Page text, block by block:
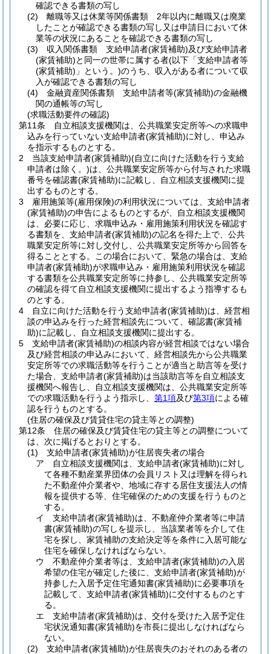
確認できる書類の写し
(2)
離職等又は休業等関係書類 2年以内に離職又は廃業
したことが確認できる書類の写し又は申請日において休
業等の状況にあることを確認できる書類の写し
(3)
収入関係書類 支給申請者(家賃補助)及び支給申請者
(家賃補助)と同一の世帯に属する者(以下「支給申請者等
(家賃補助) 」という。)のうち、収入がある者について収
入が確認できる書類の写し
(4)
金融資産関係書類 支給申請者等(家賃補助)の金融機
関の通帳等の写し
(求職活動要件の確認)
第11条
自立相談支援機関は、公共職業安定所等への求職申
込みを行っていない支給申請者(家賃補助)に対し、申込み
を指示するものとする。
2
当該支給申請者(家賃補助)(自立に向けた活動を行う支給
申請者は除く。)は、公共職業安定所等から付与された求職
番号を確認書(家賃補助)に記載し、自立相談支援機関に提
出するものとする。
3
雇用施策等(雇用保険)の利用状況については、支給申請者
(家賃補助)の申告によるものとするが、自立相談支援機関
は、必要に応じ、求職申込み・雇用施策利用状況を確認す
る書類を、支給申請者(家賃補助)の記名を得た上で、公共
職業安定所等に対し交付し、公共職業安定所等から回答を
得ることとする。
この場合において、緊急の場合は、支給
申請者(家賃補助)が求職申込み・雇用施策利用状況を確認
する書類を公共職業安定所等に持参し、公共職業安定所等
の確認を得て自立相談支援機関に提出するよう指導するも
のとする。
4
自立に向けた活動を行う支給申請者(家賃補助)は、経営相
談の申込みを行った経営相談先について、確認書(家賃補
助)に記載し、自立相談支援機関に提出する。
5
支給申請者(家賃補助)の相談内容が経営相談ではない場合
及び経営相談の申込みにおいて、経営相談先から公共職業
安定所等での求職活動等を行うことが適当と助言等を受け
た場合、支給申請者(家賃補助)は当該助言等を自立相談支
援機関へ報告し、自立相談支援機関は、公共職業安定所等
での求職活動を行うよう指示し、 第1項及び第3項による確
認を行うものとする。
(住居の確保及び賃貸住宅の貸主等との調整)
第12条
住居の確保及び賃貸住宅の貸主等との調整について
は、次に掲げるとおりとする。
(1)
支給申請者(家賃補助)が住居喪失者の場合
ア
自立相談支援機関は、支給申請者(家賃補助)に対し
て各種不動産業界団体の会員リスト又は理解を得られ
た不動産仲介業者や、地域に存する居住支援法人の情
報を提供する等、住宅確保のための支援を行うものと
する。
イ
支給申請者(家賃補助)は、不動産仲介業者等に申請
書(家賃補助)の写しを提示し、当該業者等を介して住
宅を探し、家賃補助の支給決定等を条件に入居可能な
住宅を確保しなければならない。
ウ
不動産仲介業者等は、支給申請者(家賃補助)の入居
希望の住宅が確定した後に、支給申請者(家賃補助)が
持参した入居予定住宅通知書(家賃補助)に必要事項を
記載して、支給申請者(家賃補助)に交付するものとす
る。
エ
支給申請者(家賃補助)は、交付を受けた入居予定住
宅状況通知書(家賃補助)を市長に提出しなければなら
ない。
(2)
支給申請者(家賃補助)が住居喪失のおそれのある者の